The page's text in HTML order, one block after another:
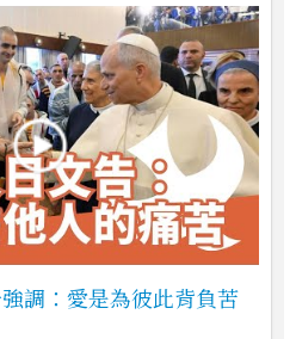
調：愛是為彼此背負苦